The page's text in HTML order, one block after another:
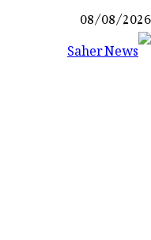
Skip
to
08/08/2026